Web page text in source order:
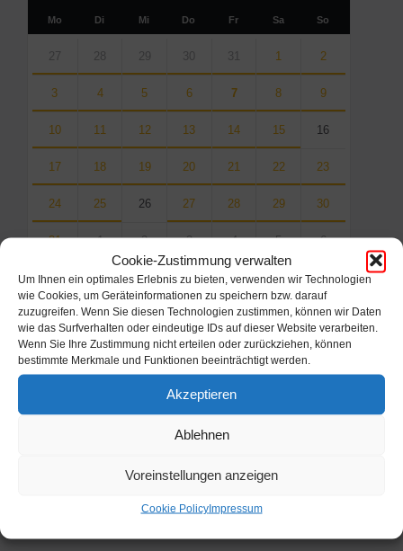
Cookie-Zustimmung verwalten
Um Ihnen ein optimales Erlebnis zu bieten, verwenden wir Technologien
wie Cookies, um Geräteinformationen zu speichern bzw. darauf
zuzugreifen. Wenn Sie diesen Technologien zustimmen, können wir Daten
wie das Surfverhalten oder eindeutige IDs auf dieser Website verarbeiten.
Wenn Sie Ihre Zustimmung nicht erteilen oder zurückziehen, können
bestimmte Merkmale und Funktionen beeinträchtigt werden.
Akzeptieren
Ablehnen
Voreinstellungen anzeigen
Cookie PolicyImpressum
Month
Mo Di Mi Do Fr Sa So
calendar
days
27 28 29 30 31 1 2
3 4 5 6 7 8 9
10 11 12 13 14 15 16
17 18 19 20 21 22 23
24 25 26 27 28 29 30
31 1 2 3 4 5 6
to
calendar
days
Filter
Von:
Filter